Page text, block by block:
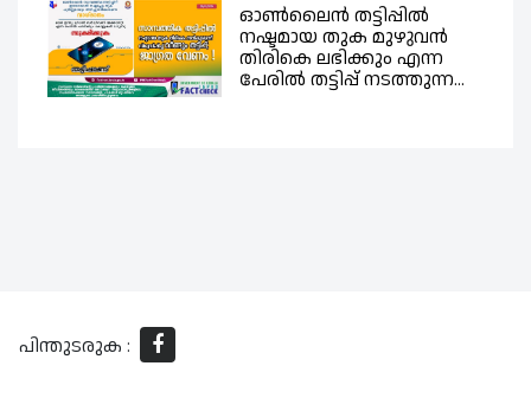
ഓൺലൈൻ തട്ടിപ്പിൽ
നഷ്ടമായ തുക മുഴുവൻ
തിരികെ ലഭിക്കും എന്ന
പേരിൽ തട്ടിപ്പ് നടത്തുന്ന...
പിന്തുടരുക :